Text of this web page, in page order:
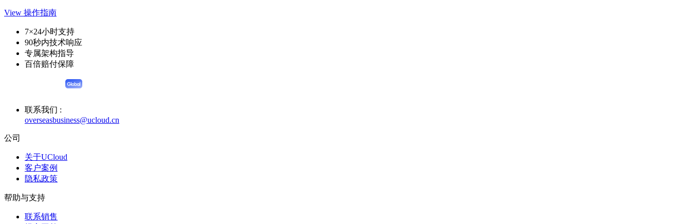
View 操作指南
7×24小时支持
90秒内技术响应
专属架构指导
百倍赔付保障
联系我们 :
overseasbusiness@ucloud.cn
公司
关于UCloud
客户案例
隐私政策
帮助与支持
联系销售